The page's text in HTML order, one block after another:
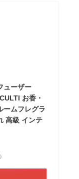
ューザー
お香・
ームフレグラ
高級 インテ